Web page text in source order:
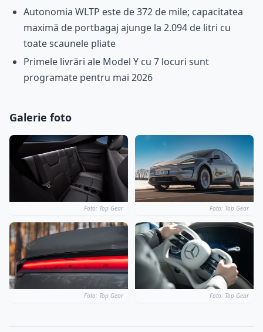
Autonomia WLTP este de 372 de mile; capacitatea
maximă de portbagaj ajunge la 2.094 de litri cu
toate scaunele pliate
Primele livrări ale Model Y cu 7 locuri sunt
programate pentru mai 2026
Galerie foto
Foto: Top Gear Foto: Top Gear
Foto: Top Gear Foto: Top Gear